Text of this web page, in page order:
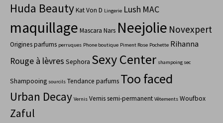
Huda BeautyKat Von D Lingerie Lush MAC
maquillage Mascara Nars Neejolie Novexpert
Origines parfums perruques Phone boutique Piment Rose Pochette Rihanna
Rouge à lèvres Sephora Sexy Center shampoing sec
Shampooing sourcils Tendance parfums Too faced
Urban Decay Vernis Vernis semi-permanent Vêtements Woufbox
Zaful